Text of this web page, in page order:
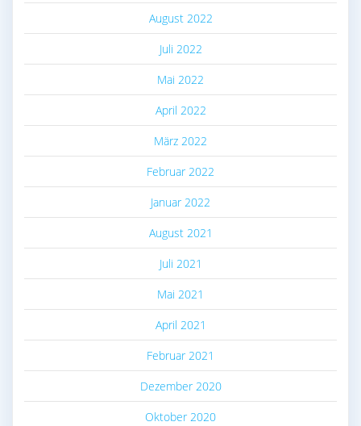
August 2022
Juli 2022
Mai 2022
April 2022
März 2022
Februar 2022
Januar 2022
August 2021
Juli 2021
Mai 2021
April 2021
Februar 2021
Dezember 2020
Oktober 2020